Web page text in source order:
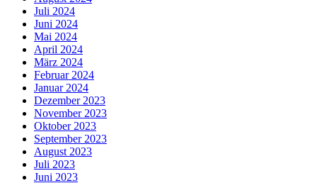
Juli 2024
Juni 2024
Mai 2024
April 2024
März 2024
Februar 2024
Januar 2024
Dezember 2023
November 2023
Oktober 2023
September 2023
August 2023
Juli 2023
Juni 2023